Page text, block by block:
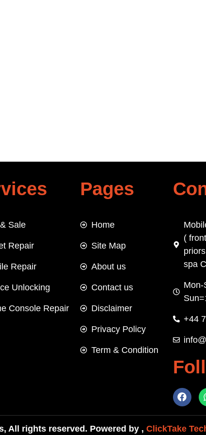
Sale
Repair
Repair
Unlocking
Console Repair
Pages
Home
Site Map
About us
Contact us
Disclaimer
Privacy Policy
Term & Condition
(
spa
Mon-
+44
All rights reserved. Powered by , ClickTake